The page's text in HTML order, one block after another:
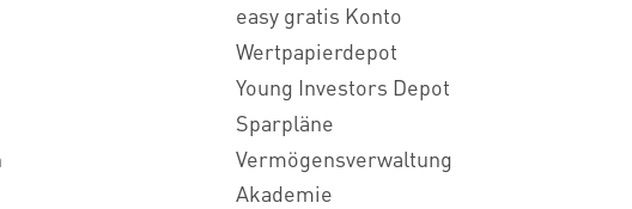
easy gratis Konto
Wertpapierdepot
Young Investors Depot
Sparpläne
Vermögensverwaltung
Akademie